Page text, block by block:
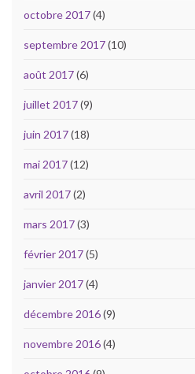
octobre 2017(4)
septembre 2017(10)
août 2017(6)
juillet 2017(9)
juin 2017(18)
mai 2017(12)
avril 2017(2)
mars 2017(3)
février 2017(5)
janvier 2017(4)
décembre 2016(9)
novembre 2016(4)